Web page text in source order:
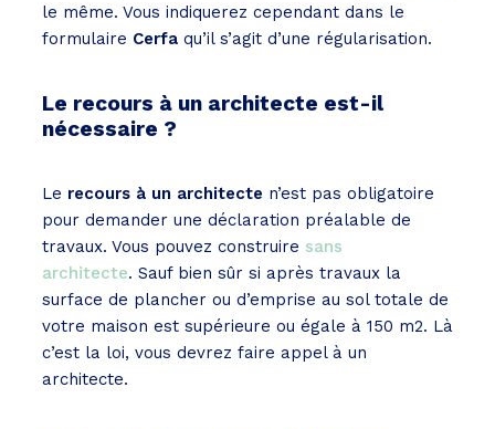
le même. Vous indiquerez cependant dans le
formulaire Cerfa qu’il s’agit d’une régularisation.
Le recours à un architecte est-il
nécessaire ?
Le recours à un architecte n’est pas obligatoire
pour demander une déclaration préalable de
travaux. Vous pouvez construire sans
architecte. Sauf bien sûr si après travaux la
surface de plancher ou d’emprise au sol totale de
votre maison est supérieure ou égale à 150 m2. Là
c’est la loi, vous devrez faire appel à un
architecte.